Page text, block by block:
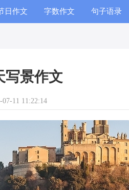
日作文 字数作文 句子语录
写景作文
07-11 11:22:14